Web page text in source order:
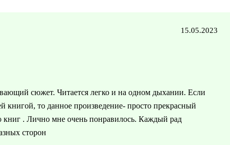
15.05.2023
сюжет. Читается легко и на одном дыхании. Если
книгой, то данное произведение- просто прекрасный
книг . Лично мне очень понравилось. Каждый рад
сторон